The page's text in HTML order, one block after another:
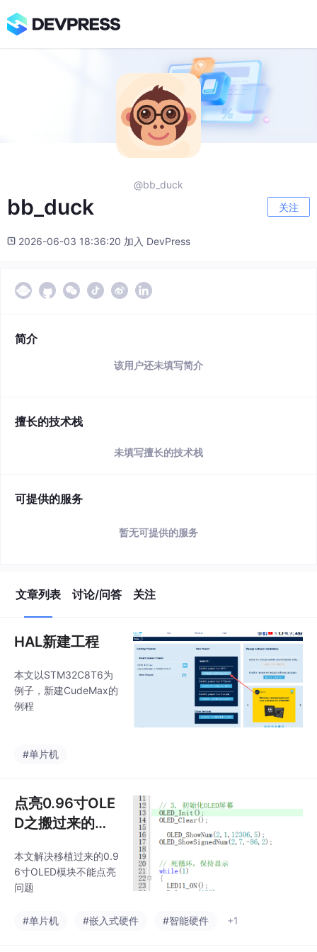
@bb_duck
bb_duck 关注
2026-06-03 18:36:20 加入 DevPress
简介
该用户还未填写简介
擅长的技术栈
未填写擅长的技术栈
可提供的服务
暂无可提供的服务
文章列表 讨论/问答 关注
HAL新建工程
本文以STM32C8T6为
例子，新建CudeMax的
例程
#单片机
点亮0.96寸OLE
D之搬过来的代
ED不能亮
本文解决移植过来的0.9
6寸OLED模块不能点亮
问题
#单片机 #嵌入式硬件 #智能硬件 +1